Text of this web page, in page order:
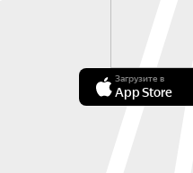
Загрузите в
App Store